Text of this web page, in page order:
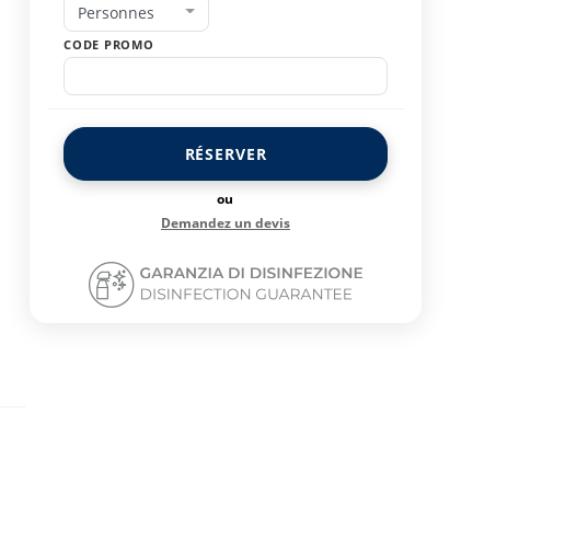
Personnes
CODE PROMO
RÉSERVER
ou
Demandez un devis